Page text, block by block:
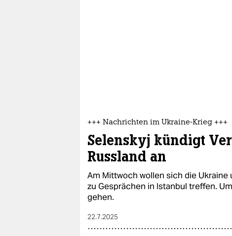
+++ Nachrichten im Ukraine-Krieg +++
Selenskyj kündigt
Russland an
Am Mittwoch wollen sich die Ukraine
zu Gesprächen in Istanbul treffen.
gehen.
22.7.2025